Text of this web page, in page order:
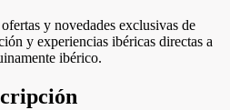
y novedades exclusivas de
y experiencias ibéricas directas a
ibérico.